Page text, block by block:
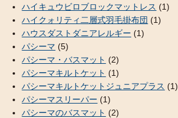
ハイキュウビロブロックマットレス (1)
ハイクォリティ二層式羽毛掛布団 (1)
ハウスダストダニアレルギー (1)
パシーマ (5)
パシーマ・バスマット (2)
パシーマキルトケット (1)
パシーマキルトケットジュニアプラス (1)
パシーマスリーパー (1)
パシーマのバスマット (2)